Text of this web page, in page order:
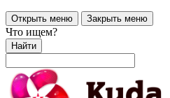
Открыть меню Закрыть меню
Что ищем?
Найти